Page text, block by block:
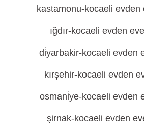
kastamonu-kocaeli evden
ığdır-kocaeli evden
di̇yarbakir-kocaeli evden
kırşehir-kocaeli evden
osmani̇ye-kocaeli evden
şirnak-kocaeli evden